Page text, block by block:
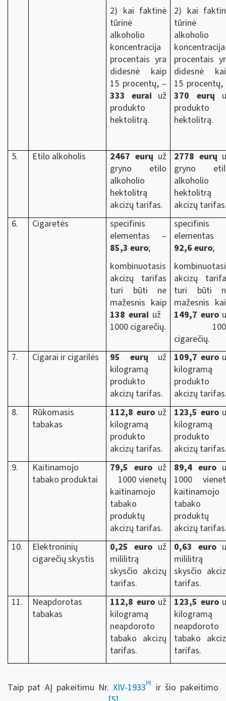
2) kai faktinė
tūrinė
alkoholio
koncentracija
procentais yra
didesnė kaip
15 procentų, –
333 eurai už
produkto
hektolitrą.
2) kai
tūrinė
alkoholio
koncentracija
procentais
didesnė
15 procentų,
370 eurų
produkto
hektolitrą.
5. Etilo alkoholis 2467 eurų už
gryno etilo
alkoholio
hektolitrą
akcizų tarifas.
2778 eurų
gryno
alkoholio
hektolitrą
akcizų
6.
Cigaretės
specifinis
elementas –
85,3 euro;
kombinuotasis
akcizų tarifas
turi būti ne
mažesnis kaip
138 eurai už
1000 cigarečių.
specifinis
elementas
92,6 euro;
akcizų
turi būti
mažesnis
149,7 euro
cigarečių.
7.
Cigarai ir cigarilės 95 eurų už
kilogramą
produkto
akcizų tarifas.
109,7 euro
kilogramą
produkto
akcizų
8.
Rūkomasis
tabakas
112,8 eurouž
kilogramą
produkto
akcizų tarifas.
123,5 euro
kilogramą
produkto
akcizų
9.
Kaitinamojo
tabako produktai
79,5 eurouž
1000 vienetų
kaitinamojo
tabako
produktų
akcizų tarifas.
89,4 euro
1000
kaitinamojo
tabako
produktų
akcizų
10.
Elektroninių
cigarečių skystis
0,25 eurouž
mililitrą
skysčio akcizų
tarifas.
0,63 euro
mililitrą
skysčio
tarifas.
11.
Neapdorotas
tabakas
112,8 eurouž
kilogramą
neapdoroto
tabako akcizų
tarifas.
123,5 euro
kilogramą
neapdoroto
tabako
tarifas.
Taip pat AĮ pakeitimu Nr. XIV-1933[4]
ir šio pakeitimo